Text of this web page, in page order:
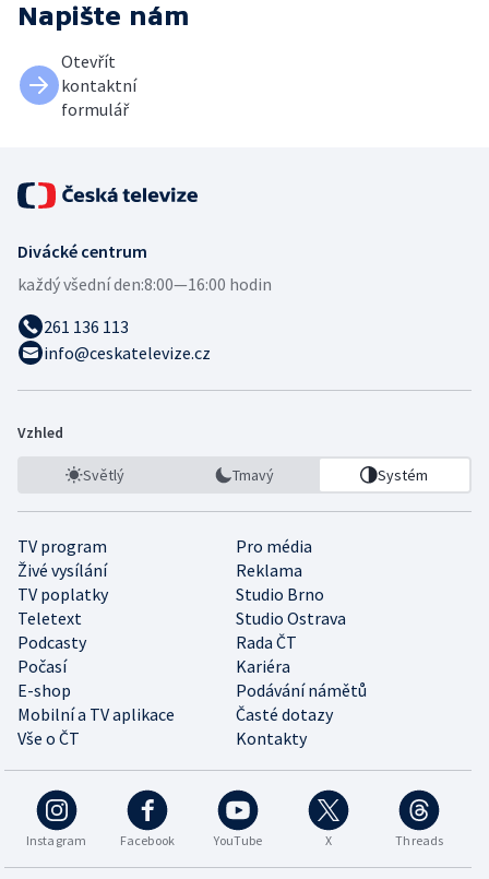
Napište nám
Otevřít
kontaktní
formulář
Divácké centrum
každý všední den:8:00—16:00 hodin
261 136 113
info@ceskatelevize.cz
Vzhled
Světlý Tmavý Systém
TV program
Pro média
Živé vysílání
Reklama
TV poplatky
Studio Brno
Teletext
Studio Ostrava
Podcasty
Rada ČT
Počasí
Kariéra
E-shop
Podávání námětů
Mobilní a TV aplikace
Časté dotazy
Vše o ČT
Kontakty
Instagram Facebook YouTube X Threads